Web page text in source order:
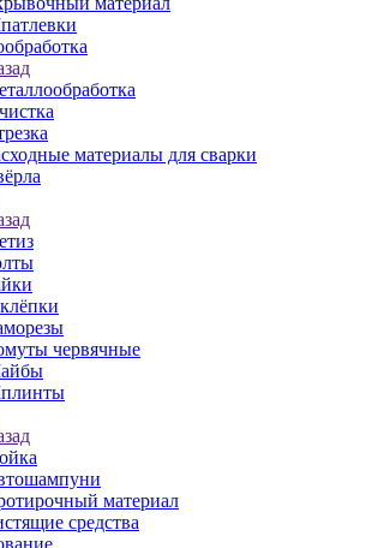
материалы для сварки
червячные
материал
средства